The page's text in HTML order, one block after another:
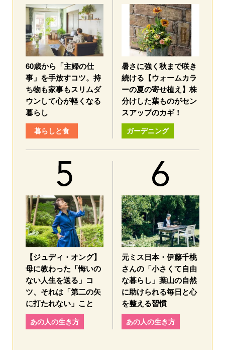
60歳から「主婦の仕
事」を手放すコツ。持
ち物も家事もスリムダ
ウンして心が軽くなる
暮らし
暮らしと食
暑さに強く秋まで咲き
続ける【ウォームカラ
ーの夏の寄せ植え】株
分けした葉ものがセン
スアップのカギ！
ガーデニング
【ジュディ・オング】
母に教わった「悔いの
ない人生を送る」コ
ツ、それは「第二の矢
に打たれない」こと
あの人の生き方
元ミス日本・伊藤千桃
さんの「小さくて自由
な暮らし」葉山の自然
に助けられる毎日と心
を整える習慣
あの人の生き方